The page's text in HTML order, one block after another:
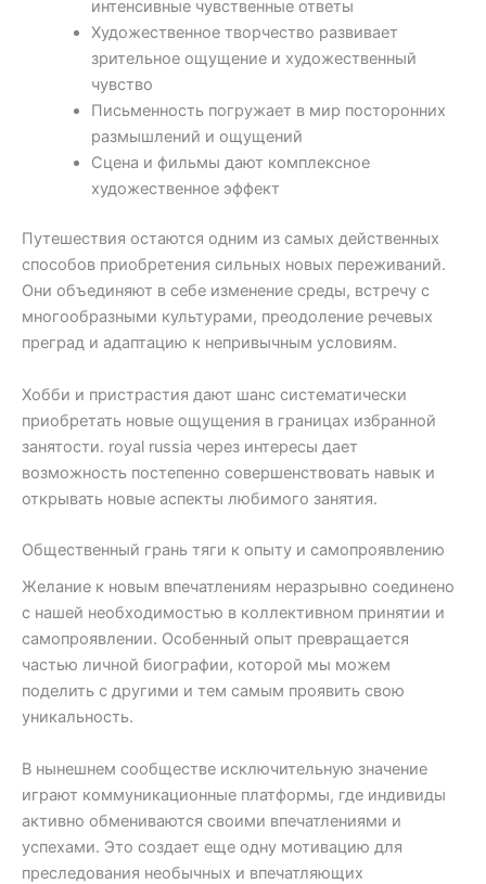
интенсивные чувственные ответы
Художественное творчество развивает
зрительное ощущение и художественный
чувство
Письменность погружает в мир посторонних
размышлений и ощущений
Сцена и фильмы дают комплексное
художественное эффект
Путешествия остаются одним из самых действенных
способов приобретения сильных новых переживаний.
Они объединяют в себе изменение среды, встречу с
многообразными культурами, преодоление речевых
преград и адаптацию к непривычным условиям.
Хобби и пристрастия дают шанс систематически
приобретать новые ощущения в границах избранной
занятости. royal russia через интересы дает
возможность постепенно совершенствовать навык и
открывать новые аспекты любимого занятия.
Общественный грань тяги к опыту и самопроявлению
Желание к новым впечатлениям неразрывно соединено
с нашей необходимостью в коллективном принятии и
самопроявлении. Особенный опыт превращается
частью личной биографии, которой мы можем
поделить с другими и тем самым проявить свою
уникальность.
В нынешнем сообществе исключительную значение
играют коммуникационные платформы, где индивиды
активно обмениваются своими впечатлениями и
успехами. Это создает еще одну мотивацию для
преследования необычных и впечатляющих